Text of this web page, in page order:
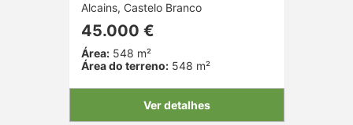
Alcains, Castelo Branco
45.000 €
Área:548 m²
Área do terreno:548 m²
Ver detalhes